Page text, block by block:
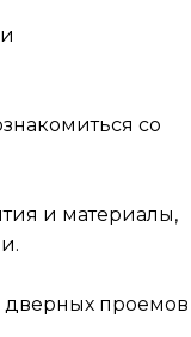
со
и материалы,
проемов